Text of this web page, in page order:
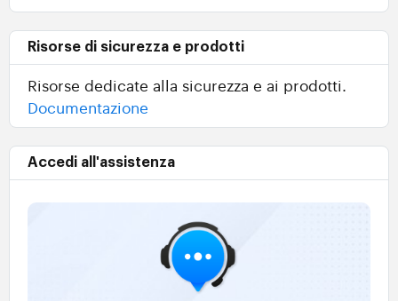
Risorse di sicurezza e prodotti
Risorse dedicate alla sicurezza e ai prodotti.
Documentazione
Accedi all'assistenza